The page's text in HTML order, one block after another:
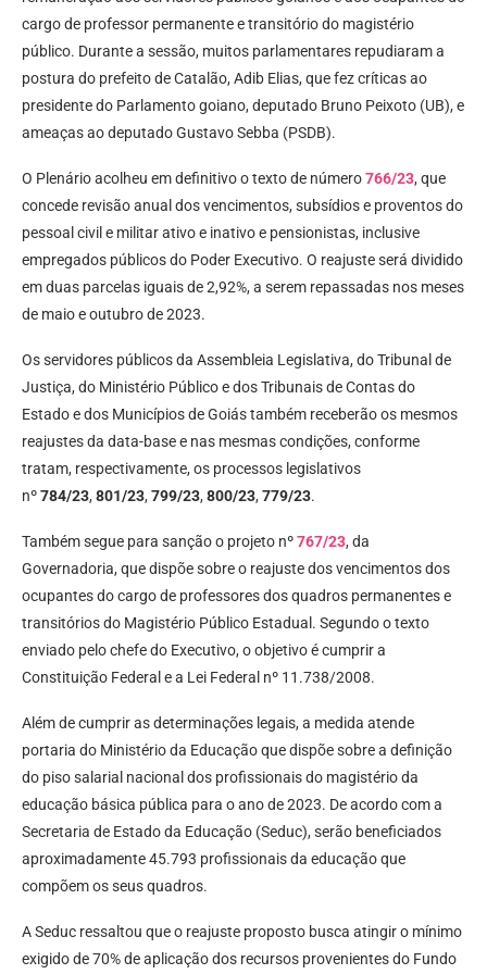
cargo de professor permanente e transitório do magistério
público. Durante a sessão, muitos parlamentares repudiaram a
postura do prefeito de Catalão, Adib Elias, que fez críticas ao
presidente do Parlamento goiano, deputado Bruno Peixoto (UB), e
ameaças ao deputado Gustavo Sebba (PSDB).
O Plenário acolheu em definitivo o texto de número766/23, que
concede revisão anual dos vencimentos, subsídios e proventos do
pessoal civil e militar ativo e inativo e pensionistas, inclusive
empregados públicos do Poder Executivo. O reajuste será dividido
em duas parcelas iguais de 2,92%, a serem repassadas nos meses
de maio e outubro de 2023.
Os servidores públicos da Assembleia Legislativa, do Tribunal de
Justiça, do Ministério Público e dos Tribunais de Contas do
Estado e dos Municípios de Goiás também receberão os mesmos
reajustes da data-base e nas mesmas condições, conforme
tratam, respectivamente, os processos legislativos
nº784/23, 801/23, 799/23, 800/23, 779/23.
Também segue para sanção o projeto nº767/23, da
Governadoria, que dispõe sobre o reajuste dos vencimentos dos
ocupantes do cargo de professores dos quadros permanentes e
transitórios do Magistério Público Estadual. Segundo o texto
enviado pelo chefe do Executivo, o objetivo é cumprir a
Constituição Federal e a Lei Federal nº 11.738/2008.
Além de cumprir as determinações legais, a medida atende
portaria do Ministério da Educação que dispõe sobre a definição
do piso salarial nacional dos profissionais do magistério da
educação básica pública para o ano de 2023. De acordo com a
Secretaria de Estado da Educação (Seduc), serão beneficiados
aproximadamente 45.793 profissionais da educação que
compõem os seus quadros.
A Seduc ressaltou que o reajuste proposto busca atingir o mínimo
exigido de 70% de aplicação dos recursos provenientes do Fundo